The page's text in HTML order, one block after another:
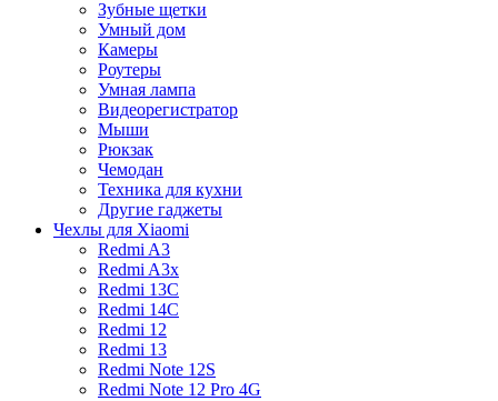
Зубные щетки
Умный дом
Камеры
Роутеры
Умная лампа
Видеорегистратор
Мыши
Рюкзак
Чемодан
Техника для кухни
Другие гаджеты
Чехлы для Xiaomi
Redmi A3
Redmi A3x
Redmi 13C
Redmi 14C
Redmi 12
Redmi 13
Redmi Note 12S
Redmi Note 12 Pro 4G